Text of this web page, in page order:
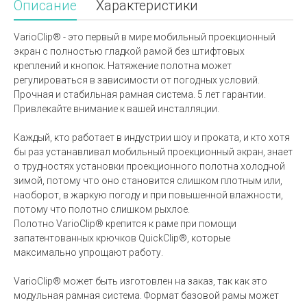
Описание Характеристики
VarioClip® - это первый в мире мобильный проекционный
экран с полностью гладкой рамой без штифтовых
креплений и кнопок. Натяжение полотна может
регулироваться в зависимости от погодных условий.
Прочная и стабильная рамная система. 5 лет гарантии.
Привлекайте внимание к вашей инсталляции.
Каждый, кто работает в индустрии шоу и проката, и кто хотя
бы раз устанавливал мобильный проекционный экран, знает
о трудностях установки проекционного полотна холодной
зимой, потому что оно становится слишком плотным или,
наоборот, в жаркую погоду и при повышенной влажности,
потому что полотно слишком рыхлое.
Полотно VarioClip® крепится к раме при помощи
запатентованных крючков QuickClip®, которые
максимально упрощают работу.
VarioClip® может быть изготовлен на заказ, так как это
модульная рамная система. Формат базовой рамы может